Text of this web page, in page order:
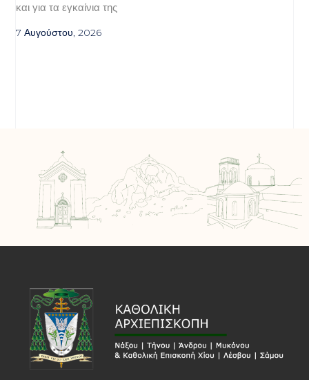
και για τα εγκαίνια της
7 Αυγούστου, 2026